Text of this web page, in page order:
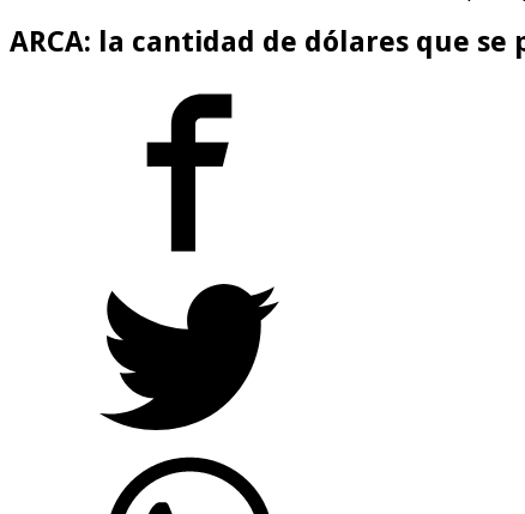
ARCA: la cantidad de dólares que